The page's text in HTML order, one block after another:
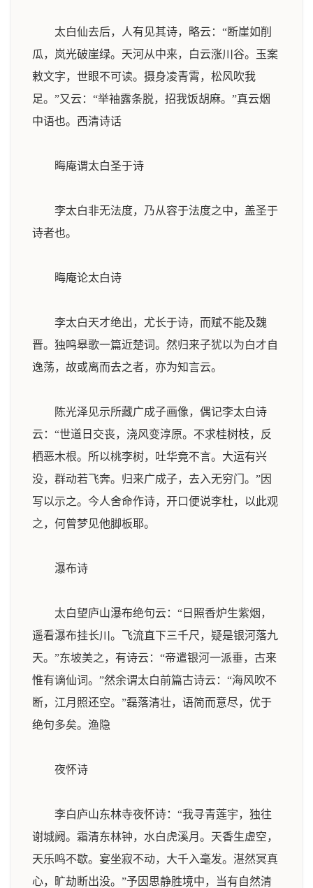
太白仙去后，人有见其诗，略云：“断崖如削
瓜，岚光破崖绿。天河从中来，白云涨川谷。玉案
敕文字，世眼不可读。摄身凌青霄，松风吹我
足。”又云：“举袖露条脱，招我饭胡麻。”真云烟
中语也。 西清诗话
晦庵谓太白圣于诗
李太白非无法度，乃从容于法度之中，盖圣于
诗者也。
晦庵论太白诗
李太白天才绝出，尤长于诗，而赋不能及魏
晋。独鸣皋歌一篇近楚词。然归来子犹以为白才自
逸荡，故或离而去之者，亦为知言云。
陈光泽见示所藏广成子画像，偶记李太白诗
云：“世道日交丧，浇风变淳原。不求桂树枝，反
栖恶木根。所以桃李树，吐华竟不言。大运有兴
没，群动若飞奔。归来广成子，去入无穷门。”因
写以示之。今人舍命作诗，开口便说李杜，以此观
之，何曾梦见他脚板耶。
瀑布诗
太白望庐山瀑布绝句云：“日照香炉生紫烟，
遥看瀑布挂长川。飞流直下三千尺，疑是银河落九
天。”东坡美之，有诗云：“帝遣银河一派垂，古来
惟有谪仙词。”然余谓太白前篇古诗云：“海风吹不
断，江月照还空。”磊落清壮，语简而意尽，优于
绝句多矣。 渔隐
夜怀诗
李白庐山东林寺夜怀诗：“我寻青莲宇，独往
谢城阙。霜清东林钟，水白虎溪月。天香生虚空，
天乐鸣不歇。宴坐寂不动，大千入毫发。湛然冥真
心，旷劫断出没。”予因思静胜境中，当有自然清